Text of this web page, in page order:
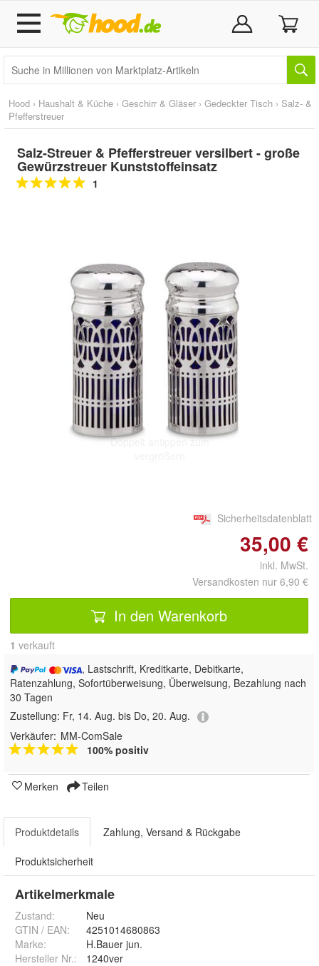
Hood › Haushalt & Küche › Geschirr & Gläser › Gedeckter Tisch › Salz- &
Pfefferstreuer
Salz-Streuer & Pfefferstreuer versilbert - große
Gewürzstreuer Kunststoffeinsatz
1
Doppelt antippen zum
Sicherheitsdatenblatt
35,00 €
inkl. MwSt.
Versandkosten nur 6,90 €
In den Warenkorb
1 verkauft
, Lastschrift, Kreditkarte, Debitkarte,
Ratenzahlung, Sofortüberweisung, Überweisung, Bezahlung nach
30 Tagen
Zustellung: Fr, 14. Aug. bis Do, 20. Aug.
Verkäufer: MM-ComSale
100% positiv
Merken Teilen
Produktdetails Zahlung, Versand & Rückgabe
Produktsicherheit
Artikelmerkmale
Zustand:
Neu
GTIN / EAN:
4251014680863
Marke:
H.Bauer jun.
Hersteller Nr.:
1240ver